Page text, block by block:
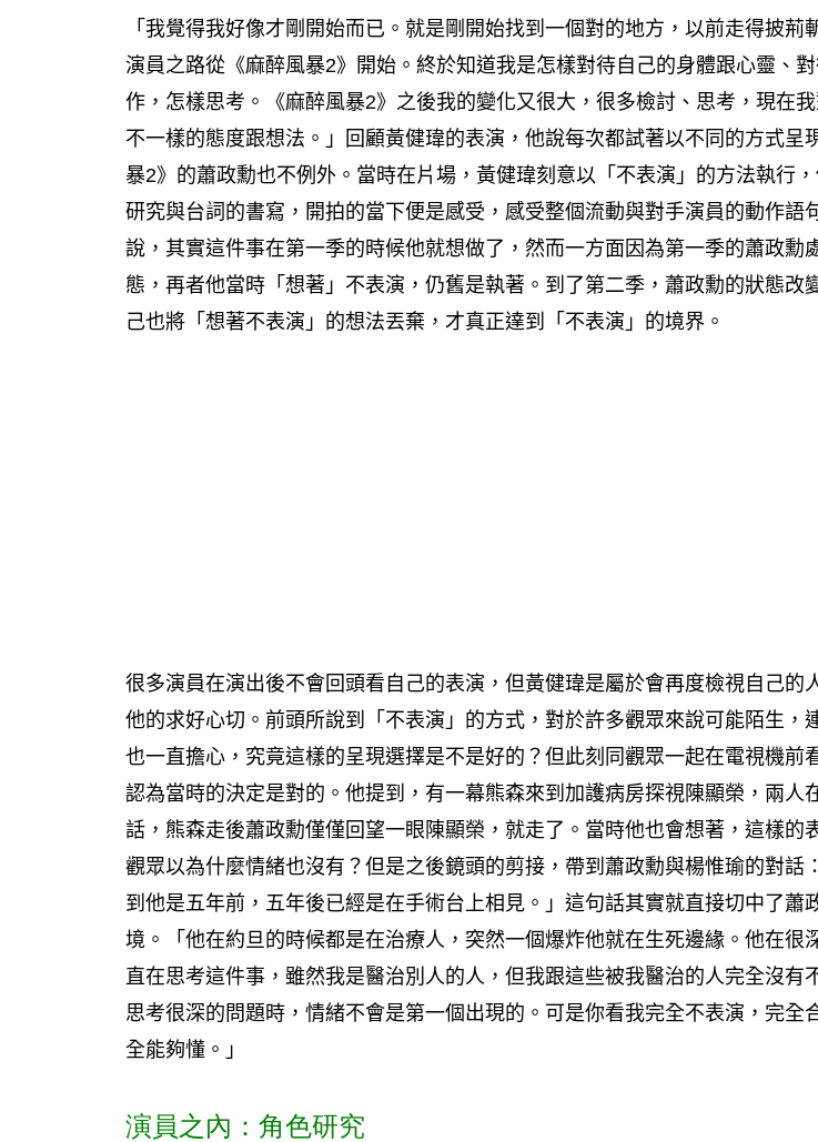
「我覺得我好像才剛開始而已。就是剛開始找到一個對的地方，以前走得披荊
演員之路從《麻醉風暴2》開始。終於知道我是怎樣對待自己的身體跟心靈、
作，怎樣思考。《麻醉風暴2》之後我的變化又很大，很多檢討、思考，現在
不一樣的態度跟想法。」回顧黃健瑋的表演，他說每次都試著以不同的方式呈
暴2》的蕭政勳也不例外。當時在片場，黃健瑋刻意以「不表演」的方法執行
研究與台詞的書寫，開拍的當下便是感受，感受整個流動與對手演員的動作語
說，其實這件事在第一季的時候他就想做了，然而一方面因為第一季的蕭政勳
態，再者他當時「想著」不表演，仍舊是執著。到了第二季，蕭政勳的狀態改
己也將「想著不表演」的想法丟棄，才真正達到「不表演」的境界。
很多演員在演出後不會回頭看自己的表演，但黃健瑋是屬於會再度檢視自己的
他的求好心切。前頭所說到「不表演」的方式，對於許多觀眾來說可能陌生，
也一直擔心，究竟這樣的呈現選擇是不是好的？但此刻同觀眾一起在電視機前
認為當時的決定是對的。他提到，有一幕熊森來到加護病房探視陳顯榮，兩人
話，熊森走後蕭政勳僅僅回望一眼陳顯榮，就走了。當時他也會想著，這樣的
觀眾以為什麼情緒也沒有？但是之後鏡頭的剪接，帶到蕭政勳與楊惟瑜的對話
到他是五年前，五年後已經是在手術台上相見。」這句話其實就直接切中了蕭
境。「他在約旦的時候都是在治療人，突然一個爆炸他就在生死邊緣。他在很
直在思考這件事，雖然我是醫治別人的人，但我跟這些被我醫治的人完全沒有
思考很深的問題時，情緒不會是第一個出現的。可是你看我完全不表演，完全
全能夠懂。」
演員之內：角色研究